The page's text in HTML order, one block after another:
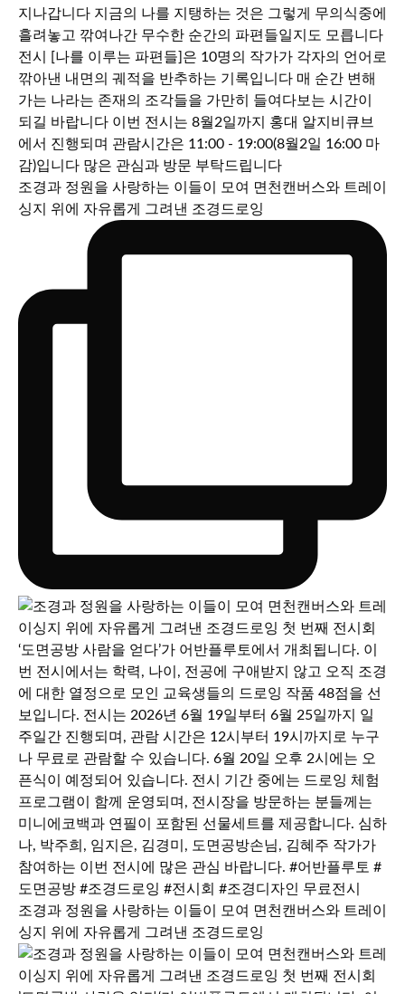
조경과 정원을 사랑하는 이들이 모여 면천캔버스와 트레이
싱지 위에 자유롭게 그려낸 조경드로잉
조경과 정원을 사랑하는 이들이 모여 면천캔버스와 트레이
싱지 위에 자유롭게 그려낸 조경드로잉